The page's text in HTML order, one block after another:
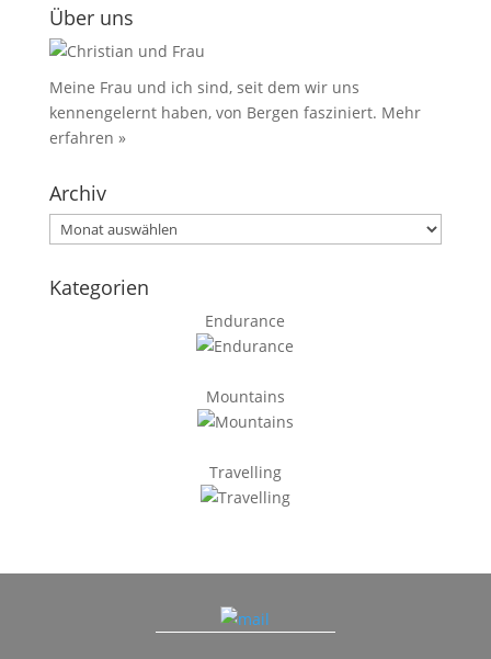
Über uns
Meine Frau und ich sind, seit dem wir uns
kennengelernt haben, von Bergen fasziniert. Mehr
erfahren »
Archiv
Archiv
Kategorien
Endurance
Mountains
Travelling